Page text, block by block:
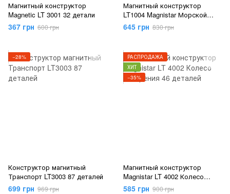
Магнитный конструктор
Magnetic LT 3001 32 детали
367 грн 600 грн
Магнитный конструктор
LT1004 Magnistar Морской
транспорт 104 деталей
645 грн 830 грн
−28%
Конструктор магнитный
Транспорт LT3003 87 деталей
699 грн 969 грн
РАСПРОДАЖА
ХИТ
−35%
Магнитный конструктор
Magnistar LT 4002 Колесо
обозрения 46 деталей
585 грн 900 грн